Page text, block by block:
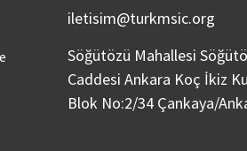
iletisim@turkmsic.org
Söğütözü Mahallesi
Caddesi Ankara Koç İkiz
Blok No:2/34 Çankaya/